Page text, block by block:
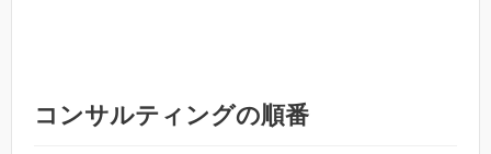
コンサルティングの順番